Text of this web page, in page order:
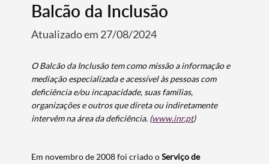
Balcão da Inclusão
Atualizado em 27/08/2024
O Balcão da Inclusão tem como missão a informação e
mediação especializada e acessível às pessoas com
deficiência e/ou incapacidade, suas famílias,
organizações e outros que direta ou indiretamente
intervêm na área da deficiência. (www.inr.pt)
Em novembro de 2008 foi criado oServiço de